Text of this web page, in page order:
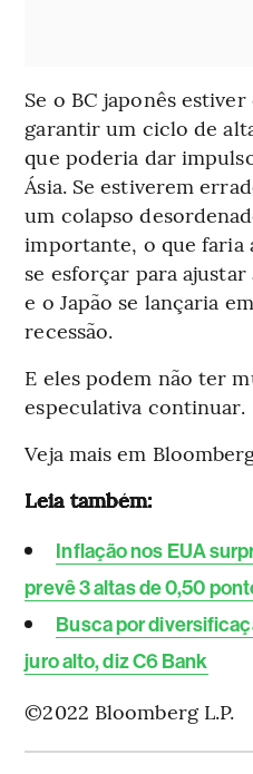
Se o BC japonês
garantir um ciclo de
que poderia dar
Ásia. Se estiverem
um colapso
importante, o que faria
se esforçar para
e o Japão se lançaria
recessão.
E eles podem não ter
especulativa continuar.
Veja mais em
Leia também:
Inflação nos EUA
prevê 3 altas de 0,50
Busca por
juro alto, diz C6 Bank
©2022 Bloomberg L.P.